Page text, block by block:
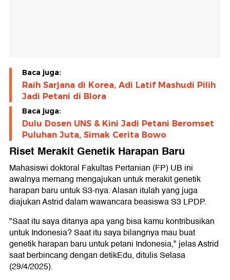
Baca juga:
Raih Sarjana di Korea, Adi Latif Mashudi Pilih
Jadi Petani di Blora
Baca juga:
Dulu Dosen UNS & Kini Jadi Petani Beromset
Puluhan Juta, Simak Cerita Bowo
Riset Merakit Genetik Harapan Baru
Mahasiswi doktoral Fakultas Pertanian (FP) UB ini
awalnya memang mengajukan untuk merakit genetik
harapan baru untuk S3-nya. Alasan itulah yang juga
diajukan Astrid dalam wawancara beasiswa S3 LPDP.
"Saat itu saya ditanya apa yang bisa kamu kontribusikan
untuk Indonesia? Saat itu saya bilangnya mau buat
genetik harapan baru untuk petani Indonesia," jelas Astrid
saat berbincang dengan detikEdu, ditulis Selasa
(29/4/2025).